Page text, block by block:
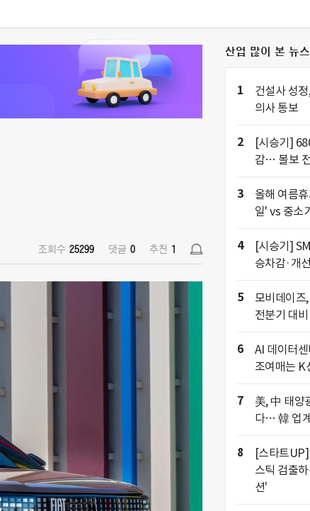
조회수 25299 댓글 0 추천 1
산업 많이 본 뉴스